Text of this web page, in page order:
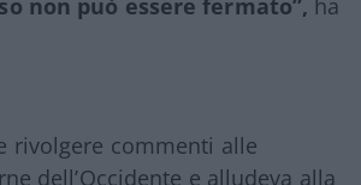
rivolgere commenti alle
dell’Occidente e alludeva alla